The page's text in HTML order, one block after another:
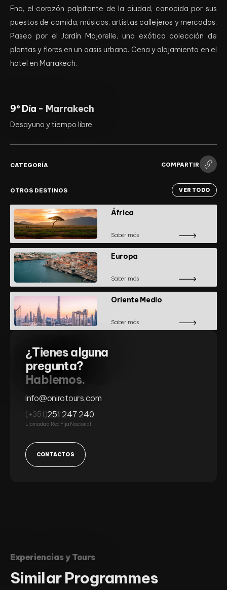
¿Tienes alguna
pregunta?
Hablemos.
info@onirotours.com
(+351)251 247 240
Llamada a Red Fija Nacional
CONTACTOS
Fna, el corazón palpitante de la ciudad, conocida por sus
puestos de comida, músicos, artistas callejeros y mercados.
Paseo por el Jardín Majorelle, una exótica colección de
plantas y flores en un oasis urbano. Cena y alojamiento en el
hotel en Marrakech.
9º Día - Marrakech
Desayuno y tiempo libre.
CATEGORÍA COMPARTIR
OTROS DESTINOS VER TODO
África
Saber más
Europa
Saber más
Oriente Medio
Saber más
Experiencias y Tours
SimilarProgrammes